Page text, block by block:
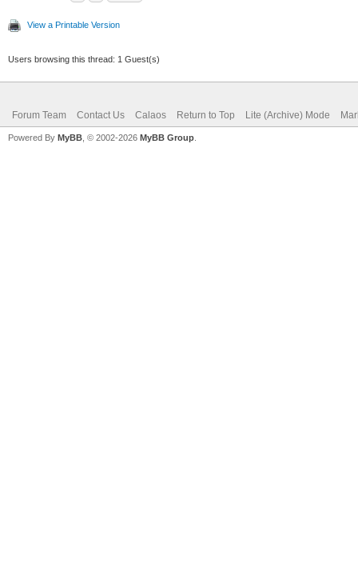
View a Printable Version
Users browsing this thread: 1 Guest(s)
Forum Team Contact Us Calaos Return to Top Lite (Archive) Mode
Powered By MyBB , © 2002-2026 MyBB Group